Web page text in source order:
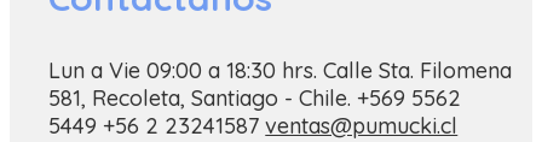
Lun a Vie 09:00 a 18:30 hrs. Calle Sta. Filomena
581, Recoleta, Santiago - Chile. +569 5562
5449 +56 2 23241587 ventas@pumucki.cl